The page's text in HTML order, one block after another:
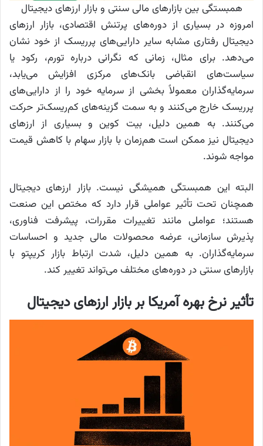
همبستگی بین بازارهای مالی سنتی و بازار ارزهای دیجیتال
امروزه در بسیاری از دوره‌های پرتنش اقتصادی، بازار ارزهای
دیجیتال رفتاری مشابه سایر دارایی‌های پرریسک از خود نشان
می‌دهد. برای مثال، زمانی که نگرانی درباره تورم، رکود یا
سیاست‌های انقباضی بانک‌های مرکزی افزایش می‌یابد،
سرمایه‌گذاران معمولاً بخشی از سرمایه خود را از دارایی‌های
پرریسک خارج می‌کنند و به سمت گزینه‌های کم‌ریسک‌تر حرکت
می‌کنند. به همین دلیل، بیت کوین و بسیاری از ارزهای
دیجیتال نیز ممکن است هم‌زمان با بازار سهام با کاهش قیمت
مواجه شوند.
البته این همبستگی همیشگی نیست. بازار ارزهای دیجیتال
همچنان تحت تأثیر عواملی قرار دارد که مختص این صنعت
هستند؛ عواملی مانند تغییرات مقررات، پیشرفت فناوری،
پذیرش سازمانی، عرضه محصولات مالی جدید و احساسات
سرمایه‌گذاران. به همین دلیل، شدت ارتباط بازار کریپتو با
بازارهای سنتی در دوره‌های مختلف می‌تواند تغییر کند.
تأثیر نرخ بهره آمریکا بر بازار ارزهای دیجیتال